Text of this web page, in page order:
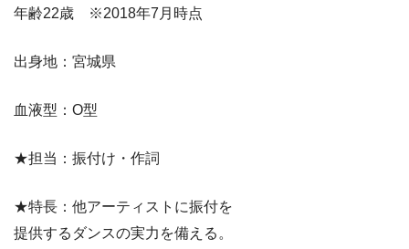
年齢22歳 ※2018年7月時点
出身地：宮城県
血液型：O型
★担当：振付け・作詞
★特長：他アーティストに振付を
提供するダンスの実力を備える。